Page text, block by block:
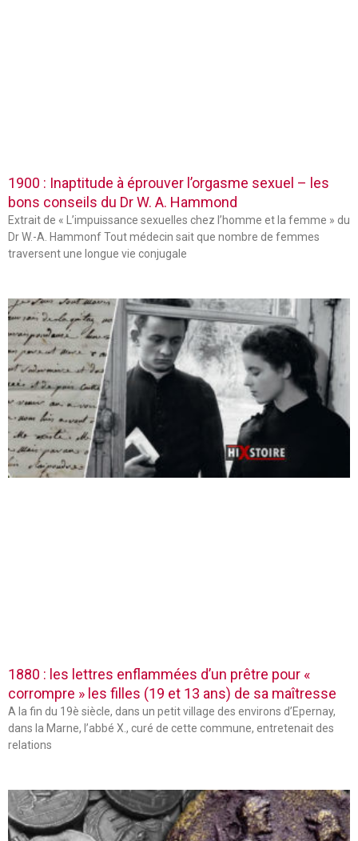
1900 : Inaptitude à éprouver l’orgasme sexuel – les
bons conseils du Dr W. A. Hammond
Extrait de « L’impuissance sexuelles chez l’homme et la femme » du
Dr W.-A. Hammonf Tout médecin sait que nombre de femmes
traversent une longue vie conjugale
1880 : les lettres enflammées d’un prêtre pour «
corrompre » les filles (19 et 13 ans) de sa maîtresse
A la fin du 19è siècle, dans un petit village des environs d’Epernay,
dans la Marne, l’abbé X., curé de cette commune, entretenait des
relations